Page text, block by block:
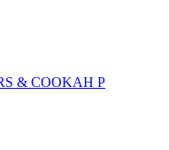
& COOKAH P